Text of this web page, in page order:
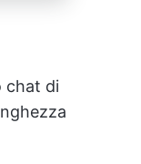
chat di